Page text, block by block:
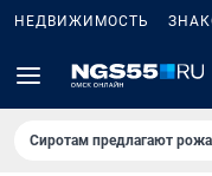
НЕДВИЖИМОСТЬ
Сиротам предлагают